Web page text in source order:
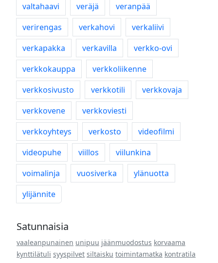
valtahaavi
veräjä
veranpää
verirengas
verkahovi
verkaliivi
verkapakka
verkavilla
verkko-ovi
verkkokauppa
verkkoliikenne
verkkosivusto
verkkotili
verkkovaja
verkkovene
verkkoviesti
verkkoyhteys
verkosto
videofilmi
videopuhe
viillos
viilunkina
voimalinja
vuosiverka
ylänuotta
ylijännite
Satunnaisia
vaaleanpunainen unipuu jäänmuodostus korvaama
kynttilätuli syyspilvet siltaisku toimintamatka kontratila